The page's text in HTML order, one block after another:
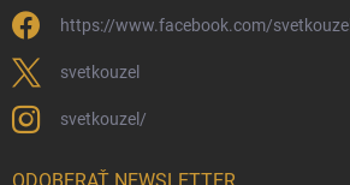
https://www.facebook.com/svetkouzell
svetkouzel
svetkouzel/